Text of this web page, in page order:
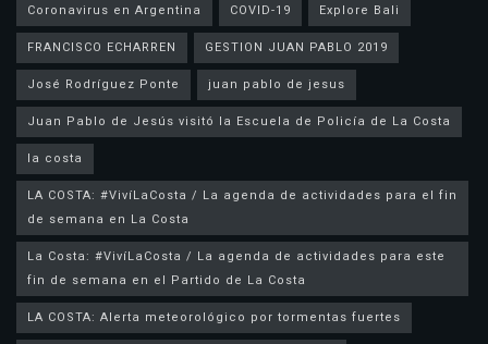
Coronavirus en Argentina
COVID-19
Explore Bali
FRANCISCO ECHARREN
GESTION JUAN PABLO 2019
José Rodríguez Ponte
juan pablo de jesus
la costa
LA COSTA: #VivíLaCosta / La agenda de actividades para el fin
de semana en La Costa
La Costa: #VivíLaCosta / La agenda de actividades para este
fin de semana en el Partido de La Costa
LA COSTA: Alerta meteorológico por tormentas fuertes